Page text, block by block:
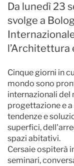
Da lunedì 23
svolge a
l’Architettura
Cinque giorni in
mondo sono
internazionali del
progettazione e
tendenze e
superfici,
spazi abitativi.
Cersaie ospiterà
seminari,